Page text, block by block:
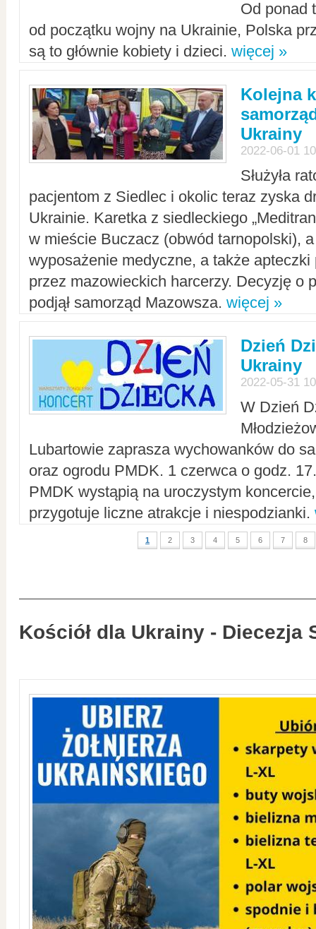
Od ponad
od początku wojny na Ukrainie, Polska
są to głównie kobiety i dzieci. więcej »
Kolejna
Ukrainy
2022-06-01
Służyła
pacjentom z Siedlec i okolic teraz zyska
Ukrainie. Karetka z siedleckiego
w mieście Buczacz (obwód tarnopolski),
wyposażenie medyczne, a także apteczki
przez mazowieckich harcerzy. Decyzję o
podjął samorząd Mazowsza. więcej »
Dzień
Ukrainy
2022-05-31
W Dzień
Lubartowie zaprasza wychowanków do
oraz ogrodu PMDK. 1 czerwca o godz.
PMDK wystąpią na uroczystym
przygotuje liczne atrakcje i niespodzianki.
1 2 3 4 5 6 7 8
Kościół dla Ukrainy - Diecezja